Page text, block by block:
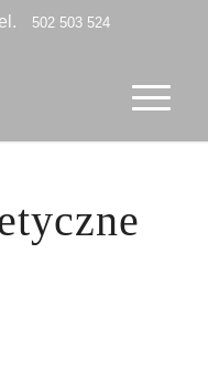
502 503 524